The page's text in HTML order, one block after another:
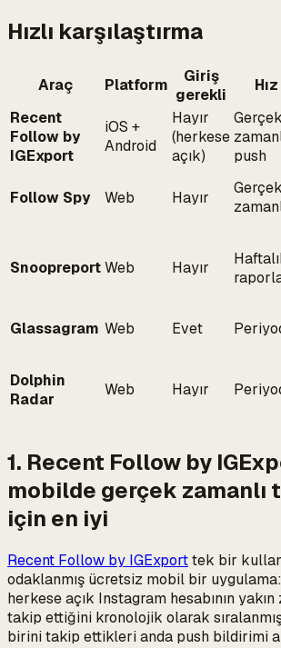
Hızlı karşılaştırma
Araç Platform
Giriş
gerekli
Hız
Recent
Follow by
IGExport
iOS +
Android
Hayır
(herkese
açık)
Gerçek
push
Follow Spy Web Hayır
Gerçek
SnoopreportWeb Hayır
Glassagram Web Evet
Dolphin
Radar
Web Hayır
1. Recent Follow by
mobilde gerçek zamanlı
için en iyi
Recent Follow by IGExporttek bir
odaklanmış ücretsiz mobil bir
herkese açık Instagram hesabının
takip ettiğini kronolojik olarak
birini takip ettikleri anda push bildirimi